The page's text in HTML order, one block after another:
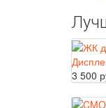
3 500